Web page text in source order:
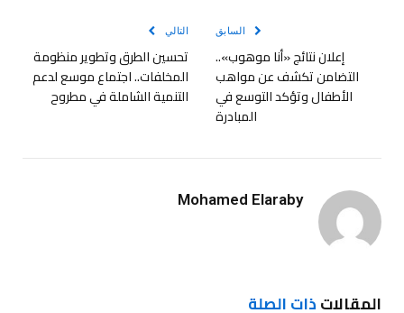
السابق
إعلان نتائج «أنا موهوب»..
التضامن تكشف عن مواهب
الأطفال وتؤكد التوسع في
المبادرة
التالي
تحسين الطرق وتطوير منظومة
المخلفات.. اجتماع موسع لدعم
التنمية الشاملة في مطروح
Mohamed Elaraby
المقالاتذات الصلة